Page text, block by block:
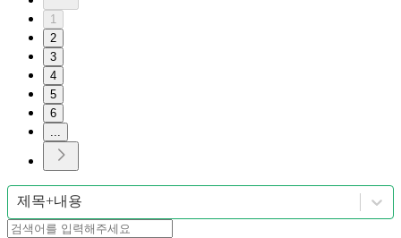
1
2
3
4
5
6
제목+내용